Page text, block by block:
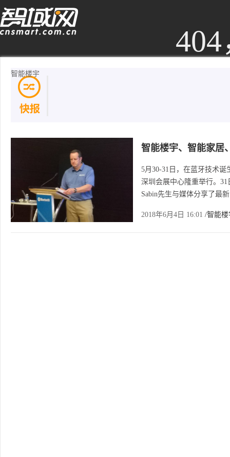
智能楼宇
404，您请
智能楼宇、智能家居
变我们的生活？
5月30-31日，在蓝牙技术诞
深圳会展中心隆重举行。
Sabin先生与媒体分享了最
2018年6月4日 16:01 /智能楼